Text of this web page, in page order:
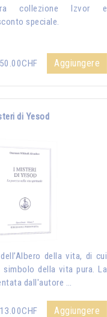
collezione Izvor e
speciale.
Aggiungere
di Yesod
della vita, di cui
della vita pura. La
dall'autore …
13.00CHF Aggiungere